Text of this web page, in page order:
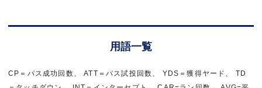
用語一覧
CP＝パス成功回数、 ATT＝パス試投回数、 YDS＝獲得ヤード、 TD